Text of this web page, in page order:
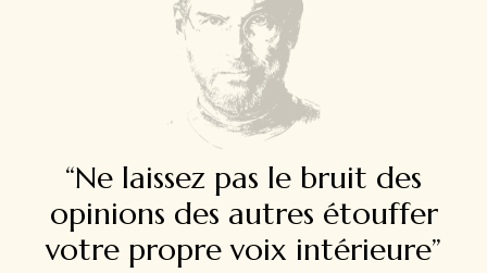
“Ne laissez pas le bruit des
opinions des autres étouffer
votre propre voix intérieure”